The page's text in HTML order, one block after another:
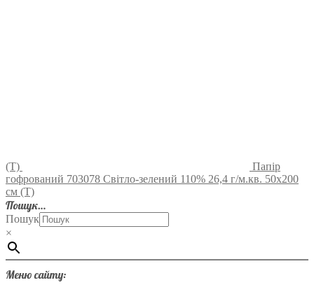
(Т)
Папір
гофрований 703078 Світло-зелений 110% 26,4 г/м.кв. 50х200
см (Т)
Пошук…
Пошук
×
Меню сайту: